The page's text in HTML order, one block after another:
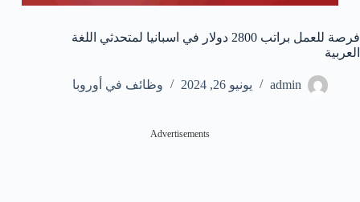
فرصة للعمل براتب 2800 دولار في اسبانيا لمتحدثي اللغة
العربية
admin يونيو 26, 2024 وظائف في أوروبا
Advertisements